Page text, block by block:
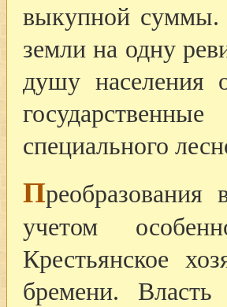
выкупной суммы.
земли на одну
душу населения
специального
Преобразования
учетом
Крестьянское
бремени.